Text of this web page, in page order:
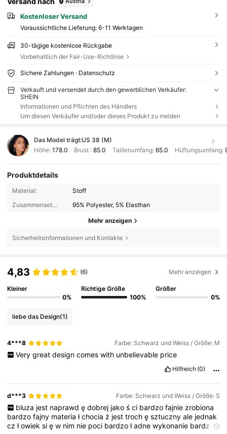
Kostenloser Versand
Voraussichtliche Lieferung: 6-11 Werktagen
30-tägige kostenlose Rückgabe
Vorbehaltlich der Fair-Use-Richtlinie
Sichere Zahlungen · Datenschutz
Verkauft und versendet durch den gewerblichen Verkäufer:
SHEIN
Informationen und Pflichten des Händlers
Um diesen Verkäufer und/oder dieses Produkt zu melden
Das Model trägt:US 38 (M)
Höhe: 178.0 Brust :85.0 Taillenumfang: 65.0 Hüftungsumfang:
Produktdetails
Material:
Stoff
Zusammensetzung:
95% Polyester, 5% Elasthan
Mehr anzeigen
Sicherheitsinformationen und Kontakte
4,83 (6) Mehr anzeigen
Kleiner
0%
Richtige Größe
100%
Größer
0%
liebe das Design(1)
4***8 Farbe: Schwarz und Weiss / Größe: M
Very great design comes with unbelievable price
Hilfreich (0)
d***3 Farbe: Schwarz und Weiss / Größe: S
bluza jest naprawd ę dobrej jako ś ci bardzo fajnie zrobiona
bardzofajny materiałchocia ż jesttrochęsztucznyale jednak
człowieksięw nim nie poci bardzoładnewykonanie bardzo